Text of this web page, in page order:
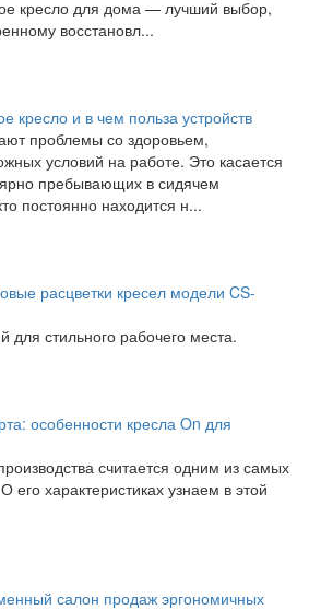
кресло для дома — лучший выбор,
восстановл...
кресло и в чем польза устройств
проблемы со здоровьем,
условий на работе. Это касается
пребывающих в сидячем
постоянно находится н...
расцветки кресел модели CS-
для стильного рабочего места.
особенности кресла On для
считается одним из самых
характеристиках узнаем в этой
салон продаж эргономичных